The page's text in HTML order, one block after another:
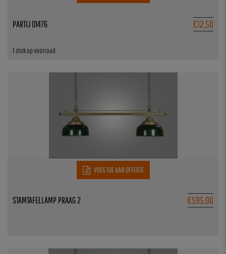
€12,50
1 stuk op voorraad
PARTIJ 01476
VOEG TOE AAN OFFERTE
€595,00
STAMTAFELLAMP PRAAG 2